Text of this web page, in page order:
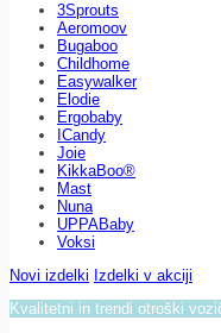
3Sprouts
Aeromoov
Bugaboo
Childhome
Easywalker
Elodie
Ergobaby
ICandy
Joie
KikkaBoo®
Mast
Nuna
UPPABaby
Voksi
Novi izdelki Izdelki v akciji
Kvalitetni in trendi otroški